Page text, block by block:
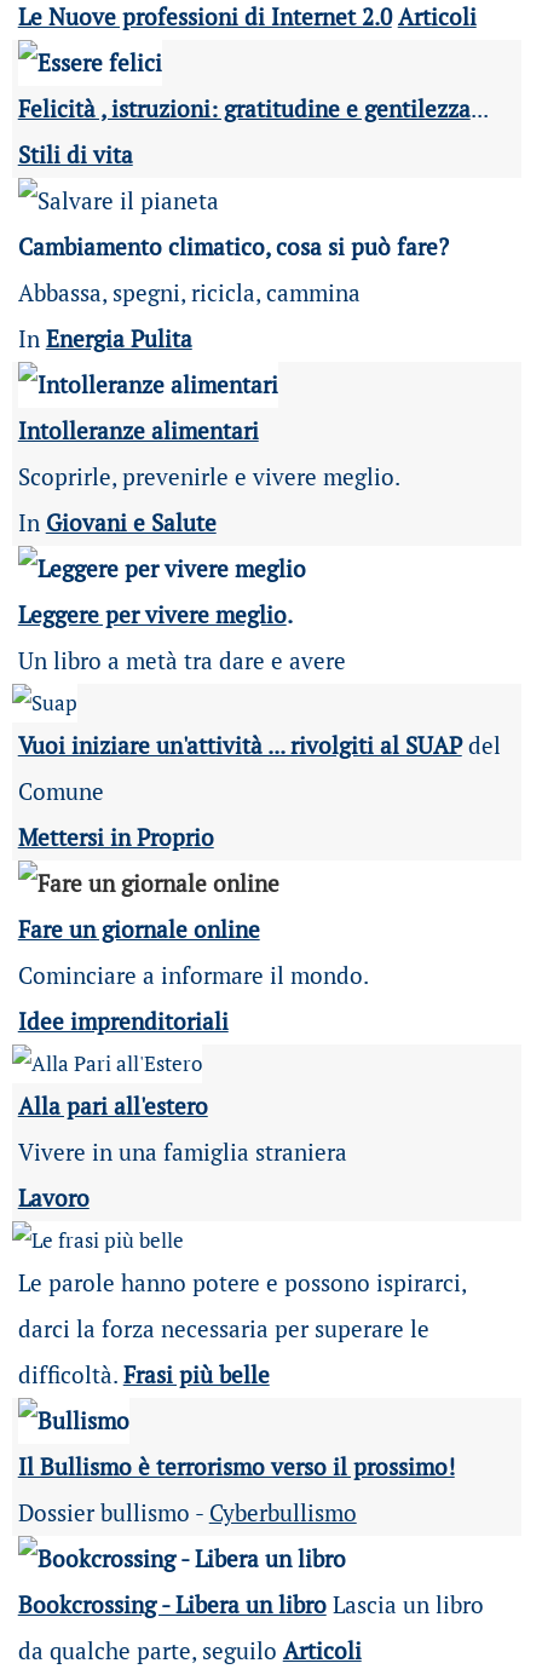
Le Nuove professioni di Internet 2.0 Articoli
Felicità , istruzioni: gratitudine e gentilezza...
Stili di vita
Cambiamento climatico, cosa si può fare?
Abbassa, spegni, ricicla, cammina
In Energia Pulita
Intolleranze alimentari
Scoprirle, prevenirle e vivere meglio.
In Giovani e Salute
Leggere per vivere meglio.
Un libro a metà tra dare e avere
Vuoi iniziare un'attività ... rivolgiti al SUAPdel
Comune
Mettersi in Proprio
Fare un giornale online
Cominciare a informare il mondo.
Idee imprenditoriali
Alla pari all'estero
Vivere in una famiglia straniera
Lavoro
Le parole hanno potere e possono ispirarci,
darci la forza necessaria per superare le
difficoltà. Frasi più belle
Il Bullismo è terrorismo verso il prossimo!
Dossier bullismo - Cyberbullismo
Bookcrossing - Libera un libroLascia un libro
da qualche parte, seguilo Articoli